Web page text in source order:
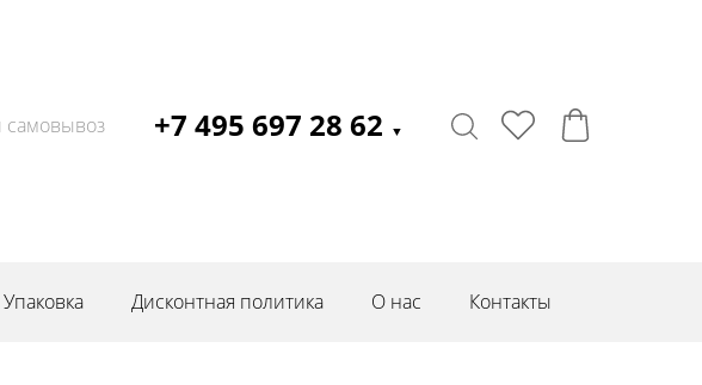
самовывоз +7 495 697 28 62 ▼
Упаковка Дисконтная политика О нас Контакты